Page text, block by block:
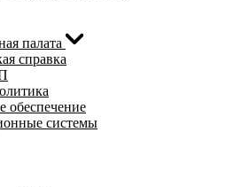
палата
справка
обеспечение
системы